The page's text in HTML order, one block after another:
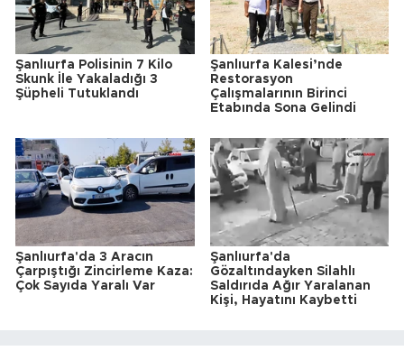
Şanlıurfa Polisinin 7 Kilo
Skunk İle Yakaladığı 3
Şüpheli Tutuklandı
Şanlıurfa Kalesi’nde
Restorasyon
Çalışmalarının Birinci
Etabında Sona Gelindi
Şanlıurfa'da 3 Aracın
Çarpıştığı Zincirleme Kaza:
Çok Sayıda Yaralı Var
Şanlıurfa'da
Gözaltındayken Silahlı
Saldırıda Ağır Yaralanan
Kişi, Hayatını Kaybetti